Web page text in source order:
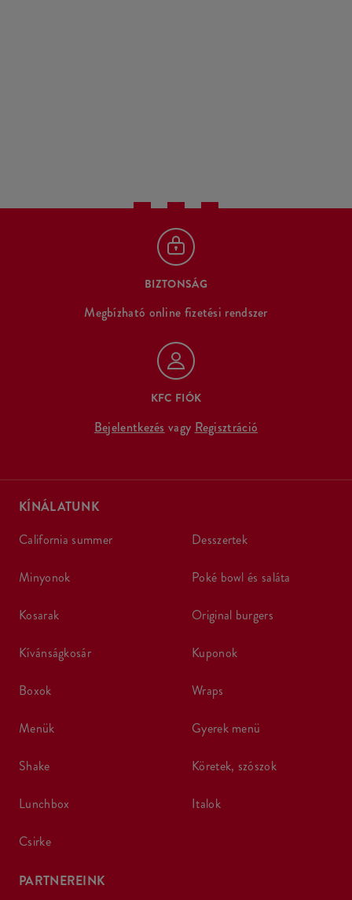
BIZTONSÁG
Megbízható online fizetési rendszer
KFC FIÓK
Bejelentkezés vagy Regisztráció
KÍNÁLATUNK
california summer
minyonok
kosarak
kívánságkosár
boxok
menük
shake
lunchbox
csirke
desszertek
poké bowl és saláta
original burgers
kuponok
wraps
gyerek menü
köretek, szószok
italok
PARTNEREINK